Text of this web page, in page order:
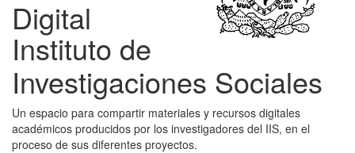
Digital
Instituto de
Investigaciones Sociales
Un espacio para compartir materiales y recursos digitales
académicos producidos por los investigadores del IIS, en el
proceso de sus diferentes proyectos.